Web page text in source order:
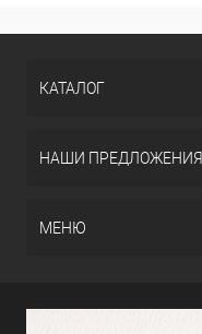
КАТАЛОГ
НАШИ ПРЕДЛОЖЕНИЯ
МЕНЮ